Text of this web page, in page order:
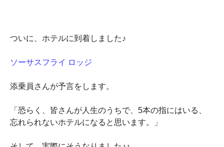
ついに、ホテルに到着しました♪
ソーサスフライ ロッジ
添乗員さんが予言をします。
「恐らく、皆さんが人生のうちで、5本の指にはいる、
忘れられないホテルになると思います。」